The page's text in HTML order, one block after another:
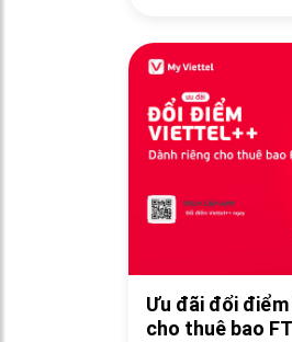
Ưu đãi đổi
cho thuê bao